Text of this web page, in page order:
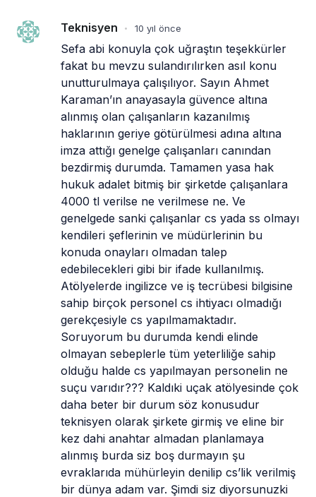
Teknisyen • 10 yıl önce
Sefa abi konuyla çok uğraştın teşekkürler
fakat bu mevzu sulandırılırken asıl konu
unutturulmaya çalışılıyor. Sayın Ahmet
Karaman’ın anayasayla güvence altına
alınmış olan çalışanların kazanılmış
haklarının geriye götürülmesi adına altına
imza attığı genelge çalışanları canından
bezdirmiş durumda. Tamamen yasa hak
hukuk adalet bitmiş bir şirketde çalışanlara
4000 tl verilse ne verilmese ne. Ve
genelgede sanki çalışanlar cs yada ss olmayı
kendileri şeflerinin ve müdürlerinin bu
konuda onayları olmadan talep
edebilecekleri gibi bir ifade kullanılmış.
Atölyelerde ingilizce ve iş tecrübesi bilgisine
sahip birçok personel cs ihtiyacı olmadığı
gerekçesiyle cs yapılmamaktadır.
Soruyorum bu durumda kendi elinde
olmayan sebeplerle tüm yeterliliğe sahip
olduğu halde cs yapılmayan personelin ne
suçu varıdır??? Kaldıki uçak atölyesinde çok
daha beter bir durum söz konusudur
teknisyen olarak şirkete girmiş ve eline bir
kez dahi anahtar almadan planlamaya
alınmış burda siz boş durmayın şu
evraklarıda mühürleyin denilip cs’lik verilmiş
bir dünya adam var. Şimdi siz diyorsunuzki